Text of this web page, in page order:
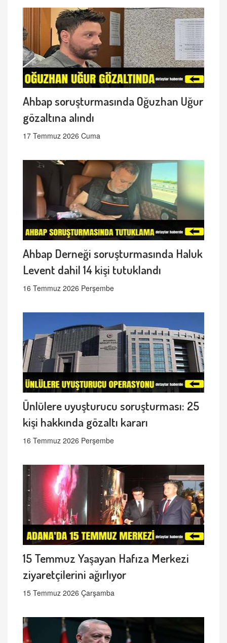
Ahbap soruşturmasında Oğuzhan Uğur
gözaltına alındı
17 Temmuz 2026 Cuma
Ahbap Derneği soruşturmasında Haluk
Levent dahil 14 kişi tutuklandı
16 Temmuz 2026 Perşembe
Ünlülere uyuşturucu soruşturması: 25
kişi hakkında gözaltı kararı
16 Temmuz 2026 Perşembe
15 Temmuz Yaşayan Hafıza Merkezi
ziyaretçilerini ağırlıyor
15 Temmuz 2026 Çarşamba